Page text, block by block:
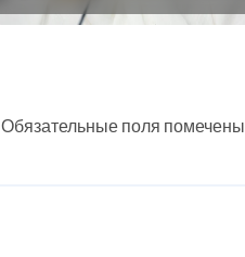
археолога Бутягина
Обязательные поля помечены